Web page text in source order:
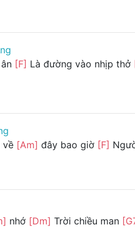
[F] Là đường vào nhịp thở
về [Am] đây bao giờ [F]
nhớ [Dm] Trời chiều man